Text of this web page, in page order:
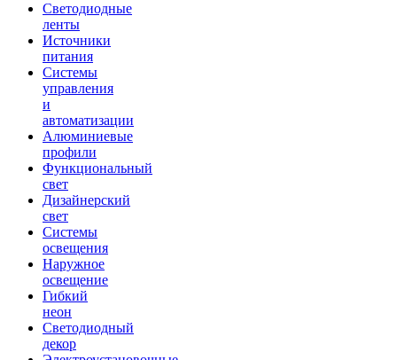
Светодиодные
ленты
Источники
питания
Системы
управления
и
автоматизации
Алюминиевые
профили
Функциональный
свет
Дизайнерский
свет
Системы
освещения
Наружное
освещение
Гибкий
неон
Светодиодный
декор